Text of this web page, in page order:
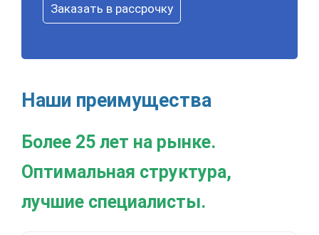
Заказать в рассрочку
Наши преимущества
Более 25 лет на рынке.
Оптимальная структура,
лучшие специалисты.